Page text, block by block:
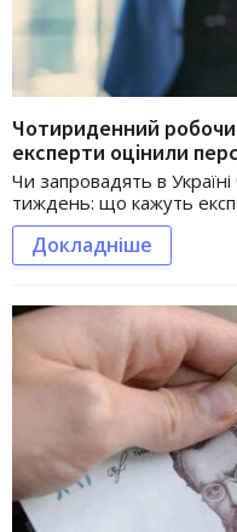
Чотириденний
експерти оцінили
Чи запровадять в
тиждень: що кажуть
Докладніше